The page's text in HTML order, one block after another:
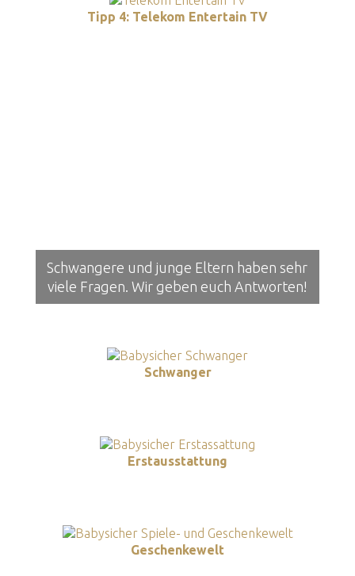
Tipp 4: Telekom Entertain TV
Schwangere und junge Eltern haben sehr
viele Fragen. Wir geben euch Antworten!
Schwanger
Erstausstattung
Geschenkewelt